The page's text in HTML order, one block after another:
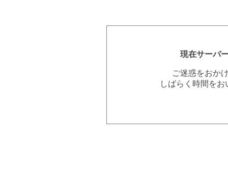
現在サーバ
ご迷惑をおか
しばらく時間を